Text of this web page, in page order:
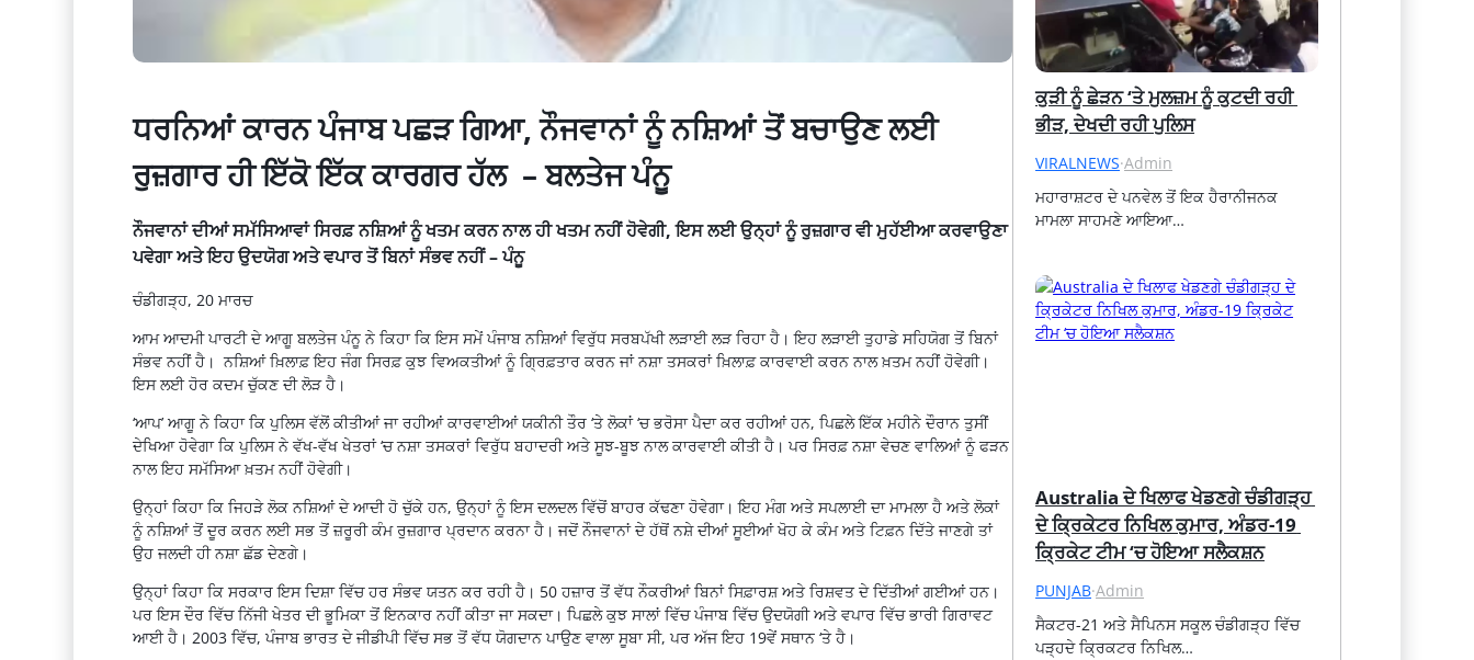
ਧਰਨਿਆਂ ਕਾਰਨ ਪੰਜਾਬ ਪਛੜ ਗਿਆ, ਨੌਜਵਾਨਾਂ ਨੂੰ ਨਸ਼ਿਆਂ ਤੋਂ ਬਚਾਉਣ ਲਈ
ਰੁਜ਼ਗਾਰ ਹੀ ਇੱਕੋ ਇੱਕ ਕਾਰਗਰ ਹੱਲ – ਬਲਤੇਜ ਪੰਨੂ
ਨੌਜਵਾਨਾਂ ਦੀਆਂ ਸਮੱਸਿਆਵਾਂ ਸਿਰਫ਼ ਨਸ਼ਿਆਂ ਨੂੰ ਖਤਮ ਕਰਨ ਨਾਲ ਹੀ ਖਤਮ ਨਹੀਂ ਹੋਵੇਗੀ, ਇਸ ਲਈ ਉਨ੍ਹਾਂ ਨੂੰ ਰੁਜ਼ਗਾਰ ਵੀ ਮੁਹੱਈਆ ਕਰਵਾਉਣਾ
ਪਵੇਗਾ ਅਤੇ ਇਹ ਉਦਯੋਗ ਅਤੇ ਵਪਾਰ ਤੋਂ ਬਿਨਾਂ ਸੰਭਵ ਨਹੀਂ – ਪੰਨੂ
ਚੰਡੀਗੜ੍ਹ, 20 ਮਾਰਚ
ਆਮ ਆਦਮੀ ਪਾਰਟੀ ਦੇ ਆਗੂ ਬਲਤੇਜ ਪੰਨੂ ਨੇ ਕਿਹਾ ਕਿ ਇਸ ਸਮੇਂ ਪੰਜਾਬ ਨਸ਼ਿਆਂ ਵਿਰੁੱਧ ਸਰਬਪੱਖੀ ਲੜਾਈ ਲੜ ਰਿਹਾ ਹੈ। ਇਹ ਲੜਾਈ ਤੁਹਾਡੇ ਸਹਿਯੋਗ ਤੋਂ ਬਿਨਾਂ
ਸੰਭਵ ਨਹੀਂ ਹੈ। ਨਸ਼ਿਆਂ ਖ਼ਿਲਾਫ਼ ਇਹ ਜੰਗ ਸਿਰਫ਼ ਕੁਝ ਵਿਅਕਤੀਆਂ ਨੂੰ ਗ੍ਰਿਫ਼ਤਾਰ ਕਰਨ ਜਾਂ ਨਸ਼ਾ ਤਸਕਰਾਂ ਖ਼ਿਲਾਫ਼ ਕਾਰਵਾਈ ਕਰਨ ਨਾਲ ਖ਼ਤਮ ਨਹੀਂ ਹੋਵੇਗੀ।
ਇਸ ਲਈ ਹੋਰ ਕਦਮ ਚੁੱਕਣ ਦੀ ਲੋੜ ਹੈ।
‘ਆਪ’ ਆਗੂ ਨੇ ਕਿਹਾ ਕਿ ਪੁਲਿਸ ਵੱਲੋਂ ਕੀਤੀਆਂ ਜਾ ਰਹੀਆਂ ਕਾਰਵਾਈਆਂ ਯਕੀਨੀ ਤੌਰ ‘ਤੇ ਲੋਕਾਂ ‘ਚ ਭਰੋਸਾ ਪੈਦਾ ਕਰ ਰਹੀਆਂ ਹਨ, ਪਿਛਲੇ ਇੱਕ ਮਹੀਨੇ ਦੌਰਾਨ ਤੁਸੀਂ
ਦੇਖਿਆ ਹੋਵੇਗਾ ਕਿ ਪੁਲਿਸ ਨੇ ਵੱਖ-ਵੱਖ ਖੇਤਰਾਂ ‘ਚ ਨਸ਼ਾ ਤਸਕਰਾਂ ਵਿਰੁੱਧ ਬਹਾਦਰੀ ਅਤੇ ਸੂਝ-ਬੂਝ ਨਾਲ ਕਾਰਵਾਈ ਕੀਤੀ ਹੈ। ਪਰ ਸਿਰਫ਼ ਨਸ਼ਾ ਵੇਚਣ ਵਾਲਿਆਂ ਨੂੰ ਫੜਨ
ਨਾਲ ਇਹ ਸਮੱਸਿਆ ਖ਼ਤਮ ਨਹੀਂ ਹੋਵੇਗੀ।
ਉਨ੍ਹਾਂ ਕਿਹਾ ਕਿ ਜਿਹੜੇ ਲੋਕ ਨਸ਼ਿਆਂ ਦੇ ਆਦੀ ਹੋ ਚੁੱਕੇ ਹਨ, ਉਨ੍ਹਾਂ ਨੂੰ ਇਸ ਦਲਦਲ ਵਿੱਚੋਂ ਬਾਹਰ ਕੱਢਣਾ ਹੋਵੇਗਾ। ਇਹ ਮੰਗ ਅਤੇ ਸਪਲਾਈ ਦਾ ਮਾਮਲਾ ਹੈ ਅਤੇ ਲੋਕਾਂ
ਨੂੰ ਨਸ਼ਿਆਂ ਤੋਂ ਦੂਰ ਕਰਨ ਲਈ ਸਭ ਤੋਂ ਜ਼ਰੂਰੀ ਕੰਮ ਰੁਜ਼ਗਾਰ ਪ੍ਰਦਾਨ ਕਰਨਾ ਹੈ। ਜਦੋਂ ਨੌਜਵਾਨਾਂ ਦੇ ਹੱਥੋਂ ਨਸ਼ੇ ਦੀਆਂ ਸੂਈਆਂ ਖੋਹ ਕੇ ਕੰਮ ਅਤੇ ਟਿਫ਼ਨ ਦਿੱਤੇ ਜਾਣਗੇ ਤਾਂ
ਉਹ ਜਲਦੀ ਹੀ ਨਸ਼ਾ ਛੱਡ ਦੇਣਗੇ।
ਉਨ੍ਹਾਂ ਕਿਹਾ ਕਿ ਸਰਕਾਰ ਇਸ ਦਿਸ਼ਾ ਵਿੱਚ ਹਰ ਸੰਭਵ ਯਤਨ ਕਰ ਰਹੀ ਹੈ। 50 ਹਜ਼ਾਰ ਤੋਂ ਵੱਧ ਨੌਕਰੀਆਂ ਬਿਨਾਂ ਸਿਫ਼ਾਰਸ਼ ਅਤੇ ਰਿਸ਼ਵਤ ਦੇ ਦਿੱਤੀਆਂ ਗਈਆਂ ਹਨ।
ਪਰ ਇਸ ਦੌਰ ਵਿੱਚ ਨਿੱਜੀ ਖੇਤਰ ਦੀ ਭੂਮਿਕਾ ਤੋਂ ਇਨਕਾਰ ਨਹੀਂ ਕੀਤਾ ਜਾ ਸਕਦਾ। ਪਿਛਲੇ ਕੁਝ ਸਾਲਾਂ ਵਿੱਚ ਪੰਜਾਬ ਵਿੱਚ ਉਦਯੋਗੀ ਅਤੇ ਵਪਾਰ ਵਿੱਚ ਭਾਰੀ ਗਿਰਾਵਟ
ਆਈ ਹੈ। 2003 ਵਿੱਚ, ਪੰਜਾਬ ਭਾਰਤ ਦੇ ਜੀਡੀਪੀ ਵਿੱਚ ਸਭ ਤੋਂ ਵੱਧ ਯੋਗਦਾਨ ਪਾਉਣ ਵਾਲਾ ਸੂਬਾ ਸੀ, ਪਰ ਅੱਜ ਇਹ 19ਵੇਂ ਸਥਾਨ ‘ਤੇ ਹੈ।
ਕੁੜੀ ਨੂੰ ਛੇੜਨ ‘ਤੇ ਮੁਲਜ਼ਮ ਨੂੰ ਕੁਟਦੀ ਰਹੀ
ਭੀੜ, ਦੇਖਦੀ ਰਹੀ ਪੁਲਿਸ
VIRALNEWS·Admin
ਮਹਾਰਾਸ਼ਟਰ ਦੇ ਪਨਵੇਲ ਤੋਂ ਇਕ ਹੈਰਾਨੀਜਨਕ
ਮਾਮਲਾ ਸਾਹਮਣੇ ਆਇਆ…
Australia ਦੇ ਖਿਲਾਫ ਖੇਡਣਗੇ ਚੰਡੀਗੜ੍ਹ
ਦੇ ਕ੍ਰਿਕੇਟਰ ਨਿਖਿਲ ਕੁਮਾਰ, ਅੰਡਰ-19
ਕ੍ਰਿਕੇਟ ਟੀਮ ‘ਚ ਹੋਇਆ ਸਲੈਕਸ਼ਨ
PUNJAB·Admin
ਸੈਕਟਰ-21 ਅਤੇ ਸੈਪਿਨਸ ਸਕੂਲ ਚੰਡੀਗੜ੍ਹ ਵਿੱਚ
ਪੜ੍ਹਦੇ ਕ੍ਰਿਕਟਰ ਨਿਖਿਲ…